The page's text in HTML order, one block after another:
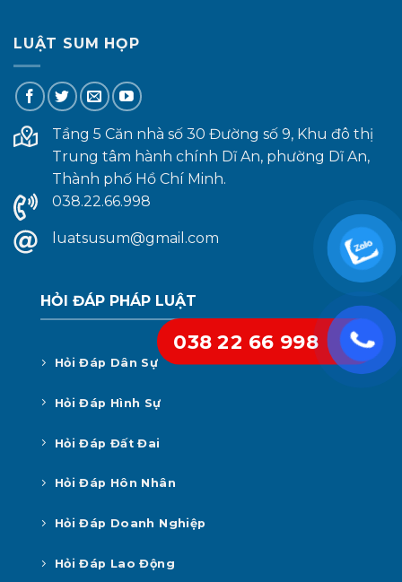
LUẬT SUM HỌP
Tầng 5 Căn nhà số 30 Đường số 9, Khu đô thị
Trung tâm hành chính Dĩ An, phường Dĩ An,
Thành phố Hồ Chí Minh.
038.22.66.998
luatsusum@gmail.com
HỎI ĐÁP PHÁP LUẬT
Hỏi Đáp Dân Sự
Hỏi Đáp Hình Sự
Hỏi Đáp Đất Đai
Hỏi Đáp Hôn Nhân
Hỏi Đáp Doanh Nghiệp
Hỏi Đáp Lao Động
038 22 66 998